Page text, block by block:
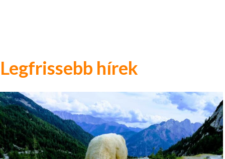
Legfrissebb hírek